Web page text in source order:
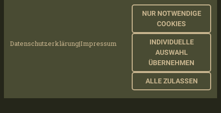
Non vediamo l’ora di poter condividere presto
gli aggiornamenti sui progressi di questo
Datenschutzerklärung|Impressum
NUR NOTWENDIGE
COOKIES
INDIVIDUELLE
AUSWAHL
ÜBERNEHMEN
ALLE ZULASSEN